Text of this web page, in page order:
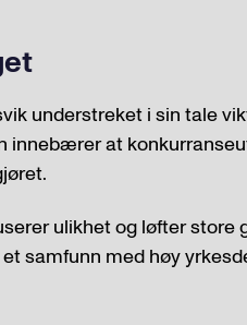
understreket i sin tale
innebærer at
ulikhet og løfter store
samfunn med høy